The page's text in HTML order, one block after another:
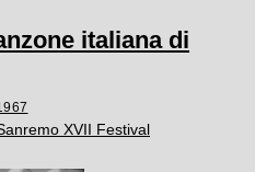
italiana di
XVII Festival